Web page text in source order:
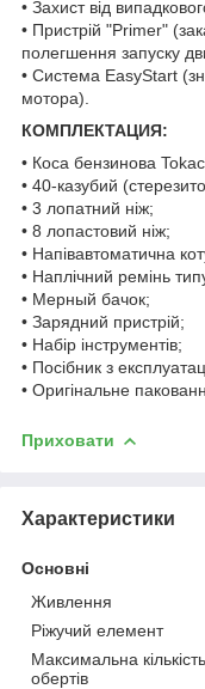
• Захист від
• Пристрій "Primer"
полегшення запуску
• Система EasyStart
мотора).
КОМПЛЕКТАЦИЯ:
• Коса бензинова
• 40-казубий
• 3 лопатний ніж;
• 8 лопастовий ніж;
• Напівавтоматична
• Наплічний ремінь
• Мерный бачок;
• Зарядний пристрій;
• Набір інструментів;
• Посібник з
• Оригінальне
Приховати
Характеристики
Основні
Живлення
Ріжучий елемент
Максимальна кількість
обертів